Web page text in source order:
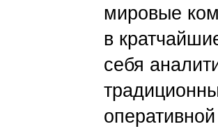
мировые
в
себя